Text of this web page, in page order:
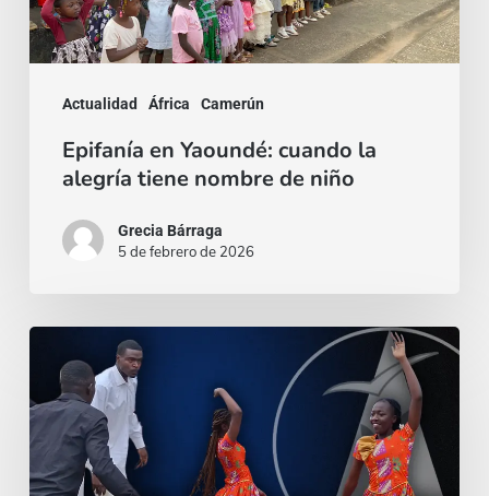
Actualidad África Camerún
alegría
tiene
Epifanía en Yaoundé: cuando la
alegría tiene nombre de niño
Grecia Bárraga
5 de febrero de 2026
restaurar,
formar
y
celebrar